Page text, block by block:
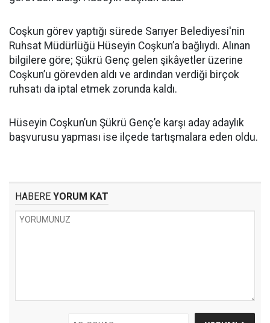
Coşkun görev yaptığı sürede Sarıyer Belediyesi'nin
Ruhsat Müdürlüğü Hüseyin Coşkun’a bağlıydı. Alınan
bilgilere göre; Şükrü Genç gelen şikâyetler üzerine
Coşkun’u görevden aldı ve ardından verdiği birçok
ruhsatı da iptal etmek zorunda kaldı.
Hüseyin Coşkun’un Şükrü Genç’e karşı aday adaylık
başvurusu yapması ise ilçede tartışmalara eden oldu.
HABERE YORUM KAT